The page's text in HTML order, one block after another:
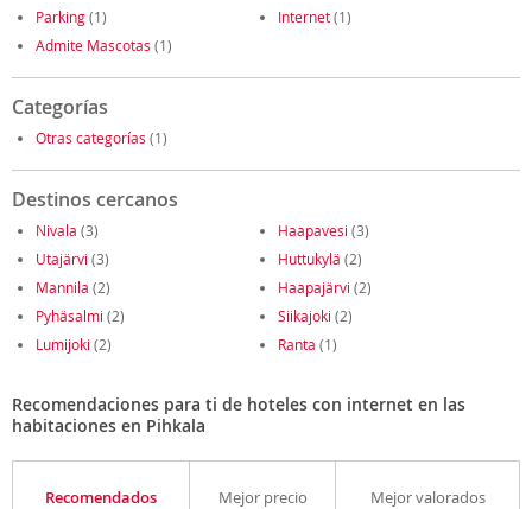
Parking(1) Internet(1)
Admite Mascotas (1)
Categorías
Otras categorías (1)
Destinos cercanos
Nivala (3) Haapavesi (3)
Utajärvi (3) Huttukylä (2)
Mannila (2) Haapajärvi (2)
Pyhäsalmi (2) Siikajoki (2)
Lumijoki (2) Ranta (1)
Recomendaciones para ti de hoteles con internet en las
habitaciones en Pihkala
Recomendados Mejor precio Mejor valorados